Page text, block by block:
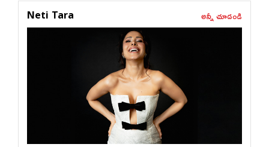
Neti Tara అన్నీ చూడండి